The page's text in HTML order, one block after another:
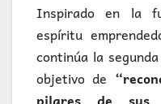
Inspirado en la
espíritu
continúa la
objetivo de
pilares de sus